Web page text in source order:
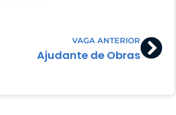
VAGA ANTERIOR
Ajudante de Obras
Next